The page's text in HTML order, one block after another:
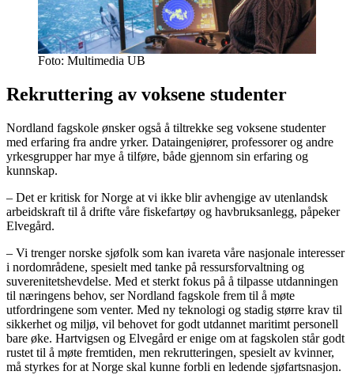
Foto: Multimedia UB
Rekruttering av voksene studenter
Nordland fagskole ønsker også å tiltrekke seg voksene studenter
med erfaring fra andre yrker. Dataingeniører, professorer og andre
yrkesgrupper har mye å tilføre, både gjennom sin erfaring og
kunnskap.
– Det er kritisk for Norge at vi ikke blir avhengige av utenlandsk
arbeidskraft til å drifte våre fiskefartøy og havbruksanlegg, påpeker
Elvegård.
– Vi trenger norske sjøfolk som kan ivareta våre nasjonale interesser
i nordområdene, spesielt med tanke på ressursforvaltning og
suverenitetshevdelse. Med et sterkt fokus på å tilpasse utdanningen
til næringens behov, ser Nordland fagskole frem til å møte
utfordringene som venter. Med ny teknologi og stadig større krav til
sikkerhet og miljø, vil behovet for godt utdannet maritimt personell
bare øke. Hartvigsen og Elvegård er enige om at fagskolen står godt
rustet til å møte fremtiden, men rekrutteringen, spesielt av kvinner,
må styrkes for at Norge skal kunne forbli en ledende sjøfartsnasjon.